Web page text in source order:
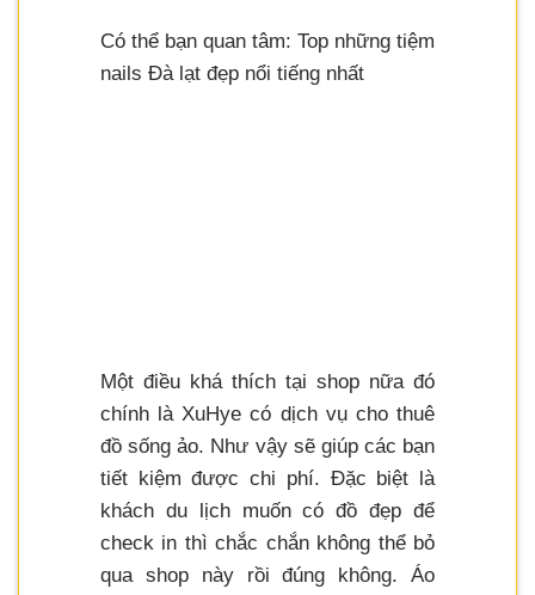
Có thể bạn quan tâm: Top những tiệm
nails Đà lạt đẹp nổi tiếng nhất
Một điều khá thích tại shop nữa đó
chính là XuHye có dịch vụ cho thuê
đồ sống ảo. Như vậy sẽ giúp các bạn
tiết kiệm được chi phí. Đặc biệt là
khách du lịch muốn có đồ đẹp để
check in thì chắc chắn không thể bỏ
qua shop này rồi đúng không. Áo